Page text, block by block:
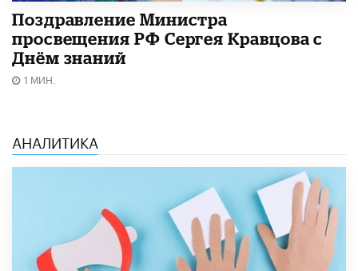
Поздравление Министра
просвещения РФ Сергея Кравцова с
Днём знаний
1 МИН.
АНАЛИТИКА